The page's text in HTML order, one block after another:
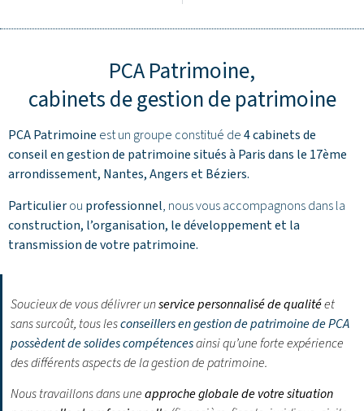
PCA Patrimoine,
cabinets de gestion de patrimoine
PCA Patrimoine est un groupe constitué de4 cabinets de
conseil en gestion de patrimoine situés à Paris dans le 17ème
arrondissement, Nantes,AngersetBéziers.
Particulierou professionnel, nous vous accompagnons dans la
construction, l’organisation, le développement et la
transmission de votre patrimoine.
Soucieux de vous délivrer unservice personnalisé de qualitéet
sans surcoût, tous lesconseillers en gestion de patrimoine de PCA
possèdent de solides compétencesainsi qu’une forte expérience
des différents aspects de la gestion de patrimoine.
Nous travaillons dans uneapproche globale de votre situation